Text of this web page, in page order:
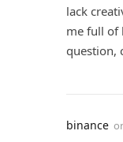
lack
me full of
question,
binance